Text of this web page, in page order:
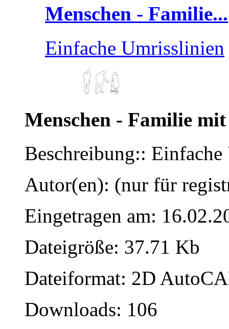
Menschen - Familie...
Einfache Umrisslinien
Menschen - Familie
Beschreibung::
Autor(en): (nur für
Eingetragen am:
Dateigröße: 37.71 Kb
Dateiformat: 2D
Downloads: 106